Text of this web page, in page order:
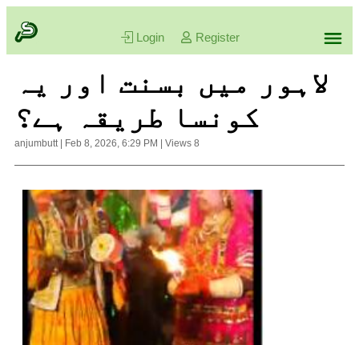
Login Register
لاہور میں بسنت اور یہ
کونسا طریقہ ہے؟
anjumbutt| Feb 8, 2026, 6:29 PM Views 8